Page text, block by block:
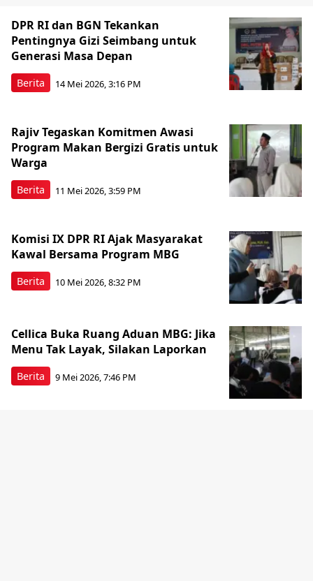
Berita
DPR RI dan BGN Tekankan
Pentingnya Gizi Seimbang untuk
Generasi Masa Depan
14 Mei 2026, 3:16 PM
Berita
Rajiv Tegaskan Komitmen Awasi
Program Makan Bergizi Gratis untuk
Warga
11 Mei 2026, 3:59 PM
Berita
Komisi IX DPR RI Ajak Masyarakat
Kawal Bersama Program MBG
10 Mei 2026, 8:32 PM
Berita
Cellica Buka Ruang Aduan MBG: Jika
Menu Tak Layak, Silakan Laporkan
9 Mei 2026, 7:46 PM